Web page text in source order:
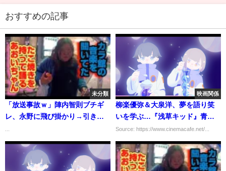
おすすめの記事
未分類
「放送事故ｗ」陣内智則ブチギ
レ、永野に飛び掛かり→引き倒
い」さんま退場後には[Daily
news
映画関係
柳楽優弥＆大泉洋、夢を語り笑
いを学ぶ…『浅草キッド』青春
詰まった場面写真
Source: https://www.cinemacafe.net/...